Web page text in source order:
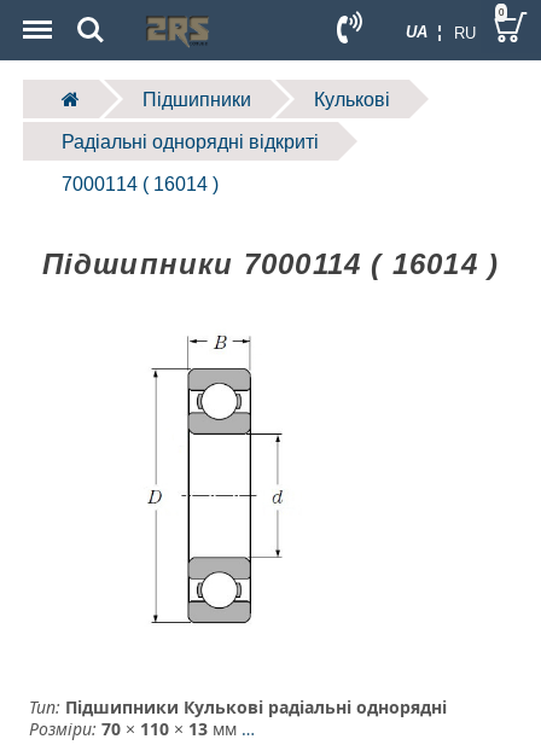
UA ¦ RU
Search 0
Підшипники Кулькові
Радіальні однорядні відкриті
7000114 ( 16014 )
Підшипники 7000114 ( 16014 )
Тип: Підшипники Кулькові радіальні однорядні
Розміри: 70 × 110 × 13 мм …